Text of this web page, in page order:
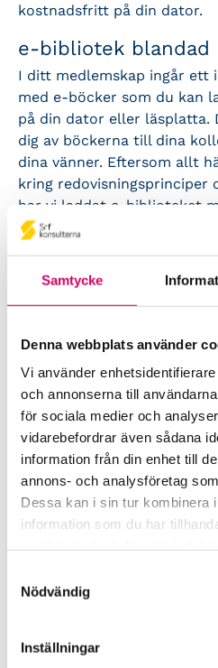
Samtycke
Denna webbplats använder
Vi använder
och annonserna till
för sociala medier och
vidarebefordrar även sådana
information från din enhet till
annons- och analysföretag
Dessa kan i sin tur kombinera
information som du har
Nödvändig
Inställningar
kostnadsfritt på din dator.
e-bibliotek
I ditt medlemskap ingår ett
med e-böcker som du kan
på din dator eller läsplatta.
dig av böckerna till dina
dina vänner. Eftersom allt
kring redovisningsprinciper
har vi laddat e-biblioteket
intressanta
personlig utveckling och
För att ta del av vårt e-
ansluten via Srf
studerandemedlemskap
Gå till e-biblioteket(
Relaterade